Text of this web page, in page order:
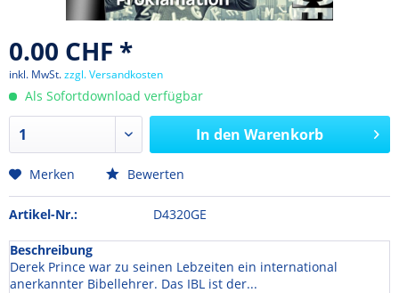
0.00 CHF *
inkl. MwSt.zzgl. Versandkosten
Als Sofortdownload verfügbar
In den Warenkorb
Merken Bewerten
Artikel-Nr.: D4320GE
Beschreibung
Derek Prince war zu seinen Lebzeiten ein international
anerkannter Bibellehrer. Das IBL ist der...